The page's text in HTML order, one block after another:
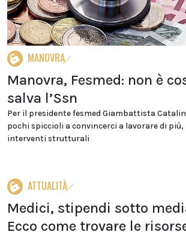
MANOVRA
Manovra, Fesmed: non è
salva l’Ssn
Per il presidente fesmed Giambattista
pochi spiccioli a convincerci a lavorare di più,
interventi strutturali
ATTUALITÀ
Medici, stipendi sotto
Ecco come trovare le